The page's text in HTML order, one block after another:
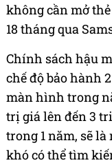
không cần mở
18 tháng qua
Chính sách hậu
chế độ bảo hành
màn hình trong
trị giá lên đến 3
trong 1 năm, sẽ
khó có thể tìm